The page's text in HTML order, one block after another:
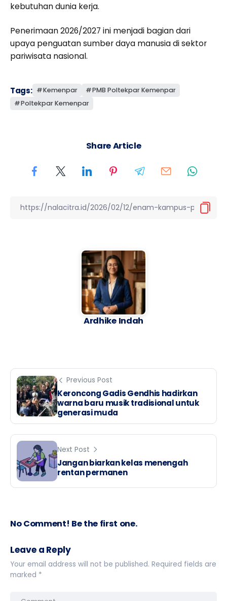
kebutuhan dunia kerja.
Penerimaan 2026/2027 ini menjadi bagian dari
upaya penguatan sumber daya manusia di sektor
pariwisata nasional.
Tags: Kemenpar
PMB Poltekpar Kemenpar
Poltekpar Kemenpar
Share Article
Ardhike Indah
Previous Post
Keroncong Gadis Gendhis hadirkan
warna baru musik tradisional untuk
generasi muda
Next Post
Jangan biarkan kelas menengah
rentan permanen
No Comment! Be the first one.
Leave a Reply
Your email address will not be published. Required fields are
marked *